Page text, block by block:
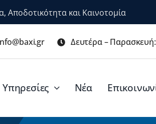
Αποδοτικότητα και Καινοτομία
Δευτέρα –
Υπηρεσίες Νέα